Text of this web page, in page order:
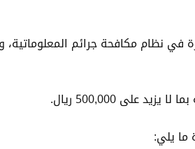
في نظام مكافحة جرائم المعلوماتية،
500,000 ريال.
ما يلي: